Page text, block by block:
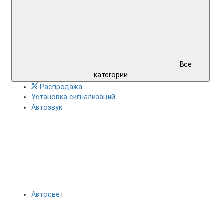
Все
категории
Распродажа
Установка сигнализаций
Автозвук
Автосвет